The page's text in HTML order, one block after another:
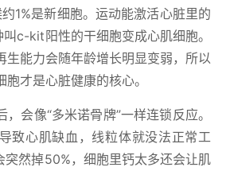
1%是新细胞。运动能激活心脏里的
叫c-kit阳性的干细胞变成心肌细胞。
生能力会随年龄增长明显变弱，所以
才是心脏健康的核心。
，会像“多米诺骨牌”一样连锁反应。
致心肌缺血，线粒体就没法正常工
突然掉50%，细胞里钙太多还会让肌